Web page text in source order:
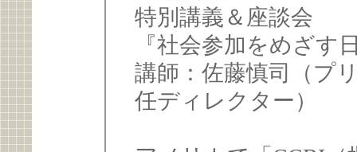
特別講義＆座談会
『社会参加をめざす
講師：佐藤慎司（プ
任ディレクター）